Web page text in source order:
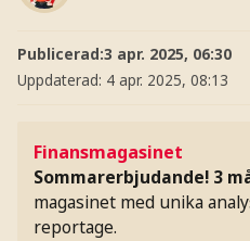
Publicerad:3 apr. 2025, 06:30
Uppdaterad: 4 apr. 2025, 08:13
Finansmagasinet
Sommarerbjudande! 3
magasinet med unika
reportage.